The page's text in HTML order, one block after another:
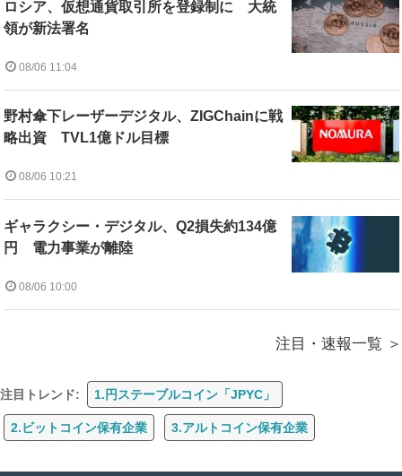
ロシア、仮想通貨取引所を登録制に 大統
領が新法署名
08/06 11:04
野村傘下レーザーデジタル、ZIGChainに戦
略出資 TVL1億ドル目標
08/06 10:21
ギャラクシー・デジタル、Q2損失約134億
円 電力事業が離陸
08/06 10:00
注目・速報一覧
注目トレンド: 1.円ステーブルコイン「JPYC」
2.ビットコイン保有企業 3.アルトコイン保有企業